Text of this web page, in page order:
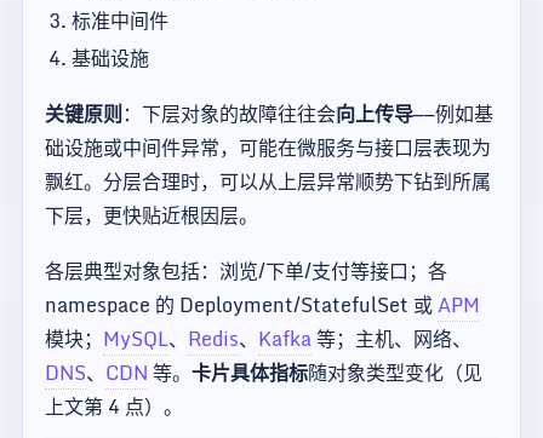
标准中间件
基础设施
关键原则：下层对象的故障往往会向上传导——例如基
础设施或中间件异常，可能在微服务与接口层表现为
飘红。分层合理时，可以从上层异常顺势下钻到所属
下层，更快贴近根因层。
各层典型对象包括：浏览/下单/支付等接口；各
namespace 的 Deployment/StatefulSet 或APM
模块； MySQL、 Redis、 Kafka等；主机、网络、
DNS、 CDN等。 卡片具体指标随对象类型变化（见
上文第 4 点）。